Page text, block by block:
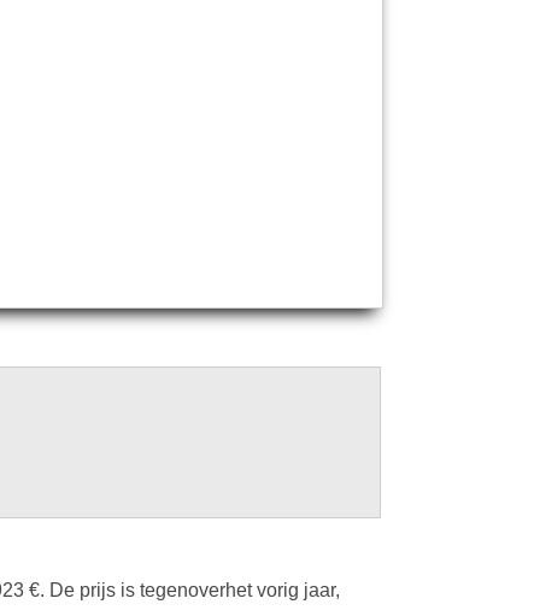
€. De prijs is tegenoverhet vorig jaar,